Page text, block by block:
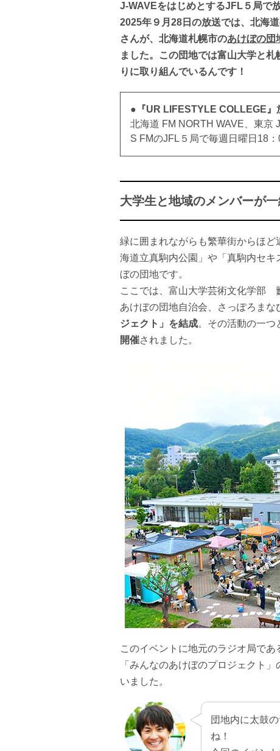
J-WAVEをはじめとするJFL５局で
2025年９月28日の放送では、北海
さんが、北海道札幌市のあけぼの団
ました。この団地では富山大学と
りに取り組んでいるんです！
●『UR LIFESTYLE COLLEGE』
北海道 FM NORTH WAVE、東京
S FMのJFL５局で毎週日曜日18
大学生と地域のメンバーが
緑に囲まれながらも繁華街からほ
海道立真駒内公園」や「真駒内セ
ぼの団地です。
ここでは、富山大学芸術文化学部
あけぼの団地自治会、さっぽろまな
ジェクト」を結成。その活動の一つ
開催されました。
このイベントに地元のラジオ局で
「みんなのあけぼのプロジェクト
いました。
団地内に太鼓
ね！